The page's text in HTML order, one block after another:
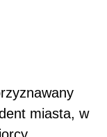
miasta, w